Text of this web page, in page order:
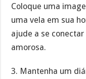
Coloque uma
uma vela em sua
ajude a se
amorosa.
3. Mantenha um